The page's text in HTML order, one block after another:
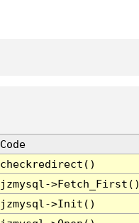
Code
checkredirect()
jzmysql-
jzmysql->Init()